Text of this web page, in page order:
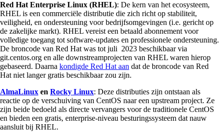
Red Hat Enterprise Linux (RHEL): De kern van het ecosysteem,
RHEL is een commerciële distributie die zich richt op stabiliteit,
veiligheid, en ondersteuning voor bedrijfsomgevingen (i.e. gericht op
de zakelijke markt). RHEL vereist een betaald abonnement voor
volledige toegang tot software-updates en professionele ondersteuning.
De broncode van Red Hat was tot juli 2023 beschikbaar via
git.centos.org en alle downstreamprojecten van RHEL waren hierop
gebaseerd. Daarna kondigde Red Hat aan dat de broncode van Red
Hat niet langer gratis beschikbaar zou zijn.
AlmaLinux en Rocky Linux: Deze distributies zijn ontstaan als
reactie op de verschuiving van CentOS naar een upstream project. Ze
zijn beide bedoeld als directe vervangers voor de traditionele CentOS
en bieden een gratis, enterprise-niveau besturingssysteem dat nauw
aansluit bij RHEL.